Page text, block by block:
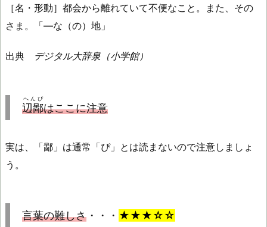
［名・形動］都会から離れていて不便なこと。また、その
さま。「—な（の）地」
出典 デジタル大辞泉（小学館）
辺鄙
へんぴ
はここに注意
実は、「鄙」は通常「ぴ」とは読まないので注意しましょ
う。
言葉の難しさ ・・・ ★★★☆☆